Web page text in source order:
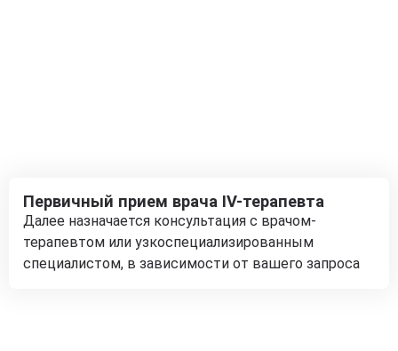
Первичный прием врача IV-терапевта
Далее назначается консультация с врачом-
терапевтом или узкоспециализированным
специалистом, в зависимости от вашего запроса